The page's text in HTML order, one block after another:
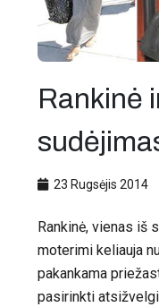
Rankinė
23 Rugsėjis 2014
Rankinė, vienas iš
moterimi keliauja
pakankama
pasirinkti